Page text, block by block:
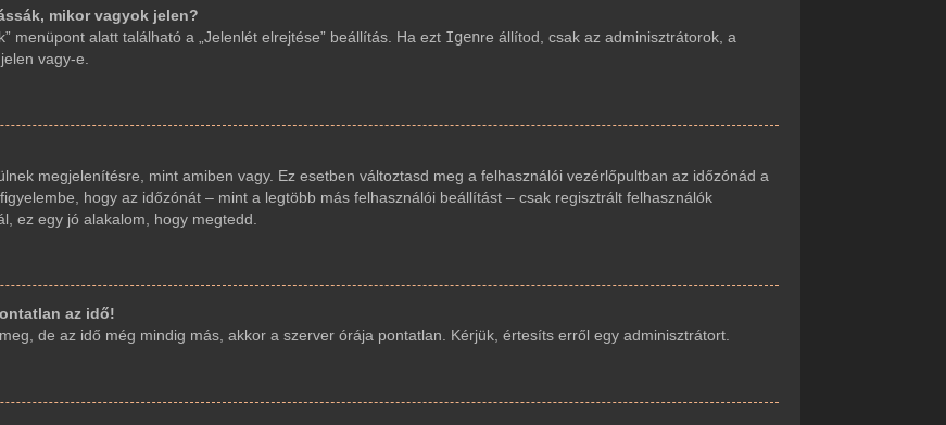
mikor vagyok jelen?
menüpont alatt található a „Jelenlét elrejtése” beállítás. Ha ezt Igenre állítod, csak az adminisztrátorok, a
vagy-e.
megjelenítésre, mint amiben vagy. Ez esetben változtasd meg a felhasználói vezérlőpultban az időzónád a
hogy az időzónát – mint a legtöbb más felhasználói beállítást – csak regisztrált felhasználók
ez egy jó alakalom, hogy megtedd.
az idő!
de az idő még mindig más, akkor a szerver órája pontatlan. Kérjük, értesíts erről egy adminisztrátort.